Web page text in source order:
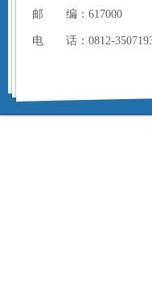
邮 编：617000
电 话：0812-